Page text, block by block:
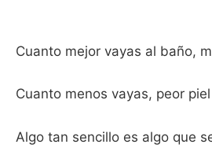
Cuanto mejor vayas al baño,
Cuanto menos vayas, peor
Algo tan sencillo es algo que